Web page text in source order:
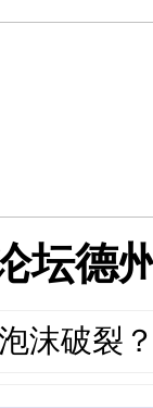
坛德
沫破裂